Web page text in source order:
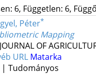
6, Független: 6,
Péter*
Mapping
OF
URL Matarka
| Tudományos